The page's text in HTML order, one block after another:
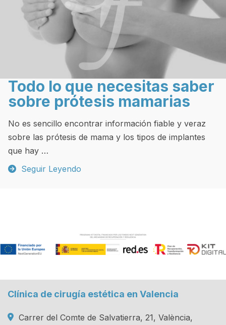
Todo lo que necesitas saber
sobre prótesis mamarias
No es sencillo encontrar información fiable y veraz
sobre las prótesis de mama y los tipos de implantes
que hay …
Seguir Leyendo
Clínica de cirugía estética en Valencia
Carrer del Comte de Salvatierra, 21, València,